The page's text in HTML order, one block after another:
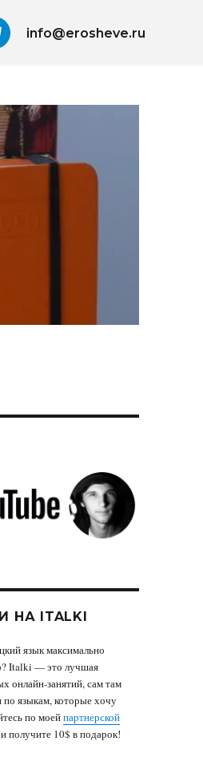
info@erosheve.ru
НА ITALKI
язык максимально
Italki — это лучшая
онлайн-занятий, сам там
по языкам, которые хочу
по моейпартнерской
получите 10$ в подарок!